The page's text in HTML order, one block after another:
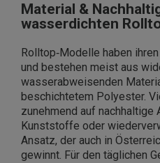
Material &
wasserdichten
Rolltop‑Modelle haben
und bestehen meist aus
wasserabweisenden
beschichtetem Polyester.
zunehmend auf
Kunststoffe oder
Ansatz, der auch in
gewinnt. Für den täglichen